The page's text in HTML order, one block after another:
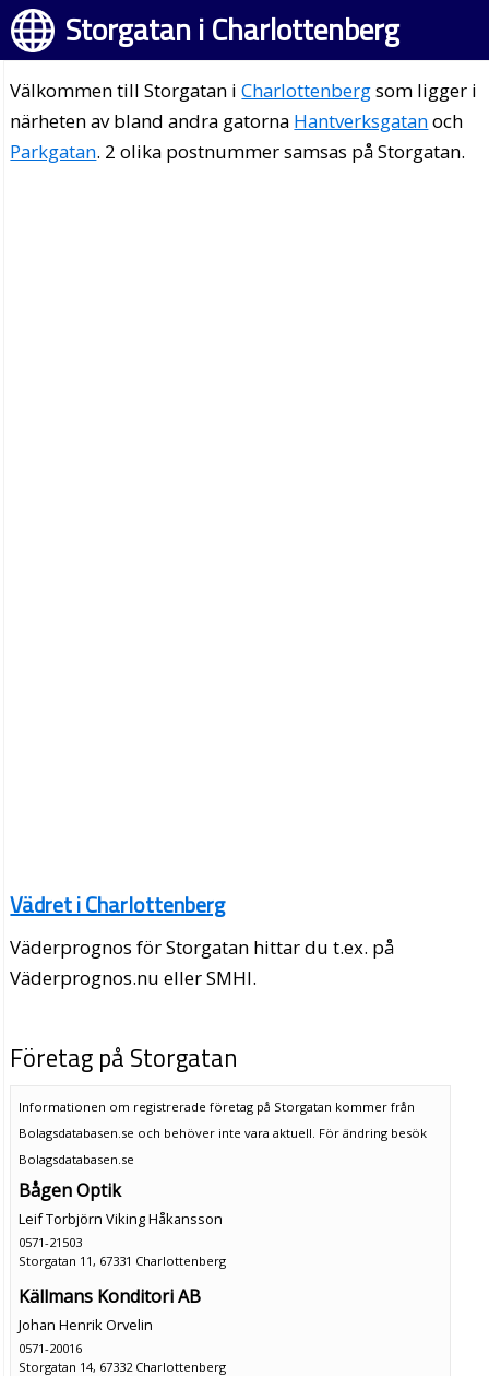
Storgatan i Charlottenberg
Välkommen till Storgatan iCharlottenbergsom ligger i
närheten av bland andra gatorna Hantverksgatanoch
Parkgatan. 2 olika postnummer samsas på Storgatan.
Vädret i Charlottenberg
Väderprognos för Storgatan hittar du t.ex. på
Väderprognos.nu eller SMHI.
Företag på Storgatan
Informationen om registrerade företag på Storgatan kommer från
Bolagsdatabasen.se och behöver inte vara aktuell. För ändring besök
Bolagsdatabasen.se
Bågen Optik
Leif Torbjörn Viking Håkansson
0571-21503
Storgatan 11, 67331 Charlottenberg
Källmans Konditori AB
Johan Henrik Orvelin
0571-20016
Storgatan 14, 67332 Charlottenberg